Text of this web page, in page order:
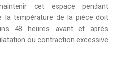
cet espace pendant
la température de la pièce doit
48 heures avant et après
ou contraction excessive